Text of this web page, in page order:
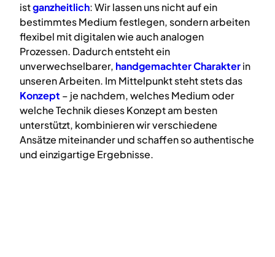
istganzheitlich: Wir lassen uns nicht auf ein
bestimmtes Medium festlegen, sondern arbeiten
flexibel mit digitalen wie auch analogen
Prozessen. Dadurch entsteht ein
unverwechselbarer, handgemachter Charakterin
unseren Arbeiten. Im Mittelpunkt steht stets das
Konzept – je nachdem, welches Medium oder
welche Technik dieses Konzept am besten
unterstützt, kombinieren wir verschiedene
Ansätze miteinander und schaffen so authentische
und einzigartige Ergebnisse.